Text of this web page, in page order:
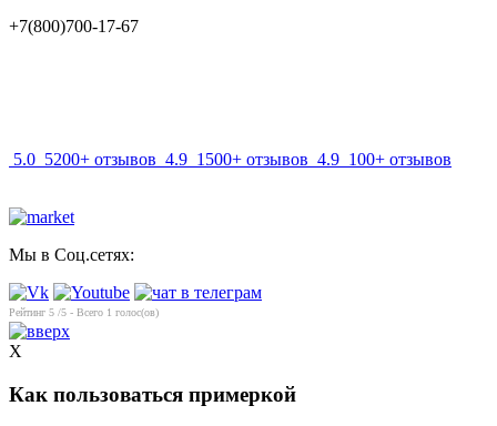
+7(800)700-17-67
5.0 5200+ отзывов 4.9 1500+ отзывов 4.9 100+ отзывов
Мы в Соц.сетях:
Рейтинг 5 /5 - Всего 1 голос(ов)
X
Как пользоваться примеркой